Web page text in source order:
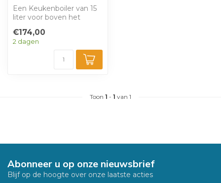
Een Keukenboiler van 15
liter voor boven het
vermogen van 1,5 ...
€174,00
2 dagen
Toon 1 - 1 van 1
Abonneer u op onze nieuwsbrief
Blijf op de hoogte over onze laatste acties